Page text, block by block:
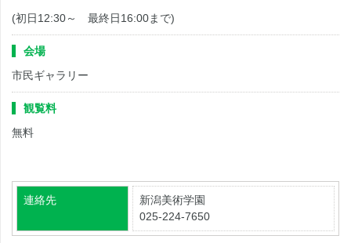
(初日12:30～ 最終日16:00まで)
会場
市民ギャラリー
観覧料
無料
連絡先
新潟美術学園
025-224-7650